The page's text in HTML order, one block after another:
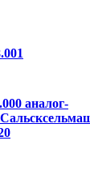
аналог-